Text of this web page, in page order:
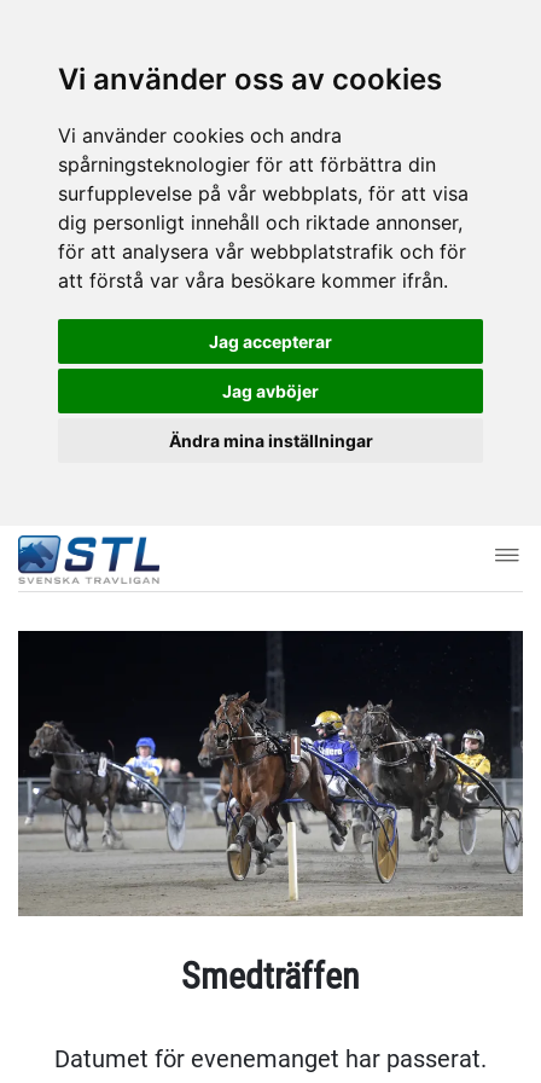
Vi använder oss av cookies
Vi använder cookies och andra
spårningsteknologier för att förbättra din
surfupplevelse på vår webbplats, för att visa
dig personligt innehåll och riktade annonser,
för att analysera vår webbplatstrafik och för
att förstå var våra besökare kommer ifrån.
Jag accepterar
Jag avböjer
Ändra mina inställningar
Smedträffen
Datumet för evenemanget har passerat.